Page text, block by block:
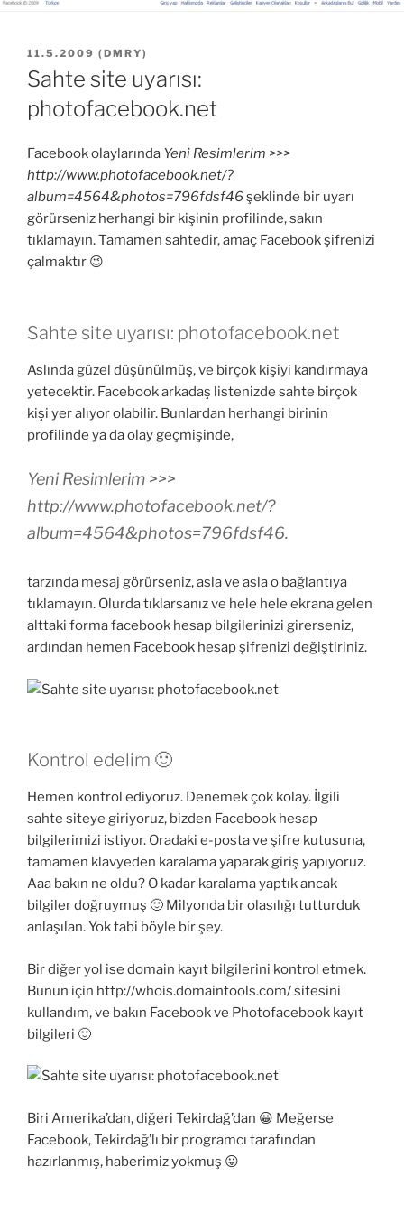
YAYIM
TARIHI
11.5.2009 ( DMRY)
Sahte site uyarısı:
photofacebook.net
Facebook olaylarında Yeni Resimlerim >>>
http://www.photofacebook.net/?
album=4564&photos=796fdsf46 şeklinde bir uyarı
görürseniz herhangi bir kişinin profilinde, sakın
tıklamayın. Tamamen sahtedir, amaç Facebook şifrenizi
çalmaktır 😉
Sahte site uyarısı: photofacebook.net
Aslında güzel düşünülmüş, ve birçok kişiyi kandırmaya
yetecektir. Facebook arkadaş listenizde sahte birçok
kişi yer alıyor olabilir. Bunlardan herhangi birinin
profilinde ya da olay geçmişinde,
Yeni Resimlerim >>>
http://www.photofacebook.net/?
album=4564&photos=796fdsf46.
tarzında mesaj görürseniz, asla ve asla o bağlantıya
tıklamayın. Olurda tıklarsanız ve hele hele ekrana gelen
alttaki forma facebook hesap bilgilerinizi girerseniz,
ardından hemen Facebook hesap şifrenizi değiştiriniz.
Kontrol edelim 🙂
Hemen kontrol ediyoruz. Denemek çok kolay. İlgili
sahte siteye giriyoruz, bizden Facebook hesap
bilgilerimizi istiyor. Oradaki e-posta ve şifre kutusuna,
tamamen klavyeden karalama yaparak giriş yapıyoruz.
Aaa bakın ne oldu? O kadar karalama yaptık ancak
bilgiler doğruymuş 🙂 Milyonda bir olasılığı tutturduk
anlaşılan. Yok tabi böyle bir şey.
Bir diğer yol ise domain kayıt bilgilerini kontrol etmek.
Bunun için http://whois.domaintools.com/ sitesini
kullandım, ve bakın Facebook ve Photofacebook kayıt
bilgileri 🙂
Biri Amerika’dan, diğeri Tekirdağ’dan 😀 Meğerse
Facebook, Tekirdağ’lı bir programcı tarafından
hazırlanmış, haberimiz yokmuş 😛